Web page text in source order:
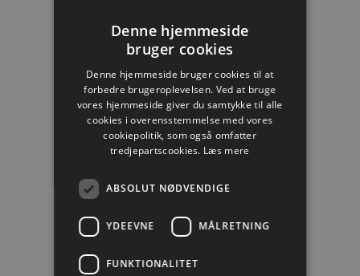
Lukas Nilsson
Mål: 2
Alexandre Blonz
Denne hjemmeside
bruger cookies
Denne hjemmeside bruger cookies til at
forbedre brugeroplevelsen. Ved at bruge
vores hjemmeside giver du samtykke til alle
cookies i overensstemmelse med vores
cookiepolitik, som også omfatter
tredjepartscookies. Læs mere
ABSOLUT NØDVENDIGE
YDEEVNE MÅLRETNING
FUNKTIONALITET